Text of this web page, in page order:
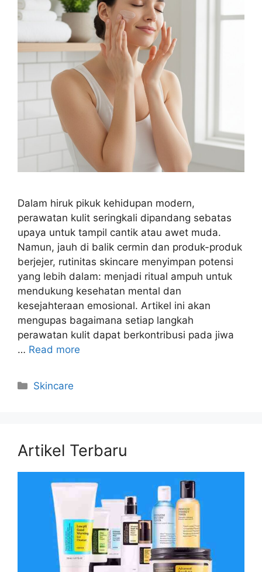
Dalam hiruk pikuk kehidupan modern,
perawatan kulit seringkali dipandang sebatas
upaya untuk tampil cantik atau awet muda.
Namun, jauh di balik cermin dan produk-produk
berjejer, rutinitas skincare menyimpan potensi
yang lebih dalam: menjadi ritual ampuh untuk
mendukung kesehatan mental dan
kesejahteraan emosional. Artikel ini akan
mengupas bagaimana setiap langkah
perawatan kulit dapat berkontribusi pada jiwa
… Read more
Kategori
Skincare
Artikel Terbaru